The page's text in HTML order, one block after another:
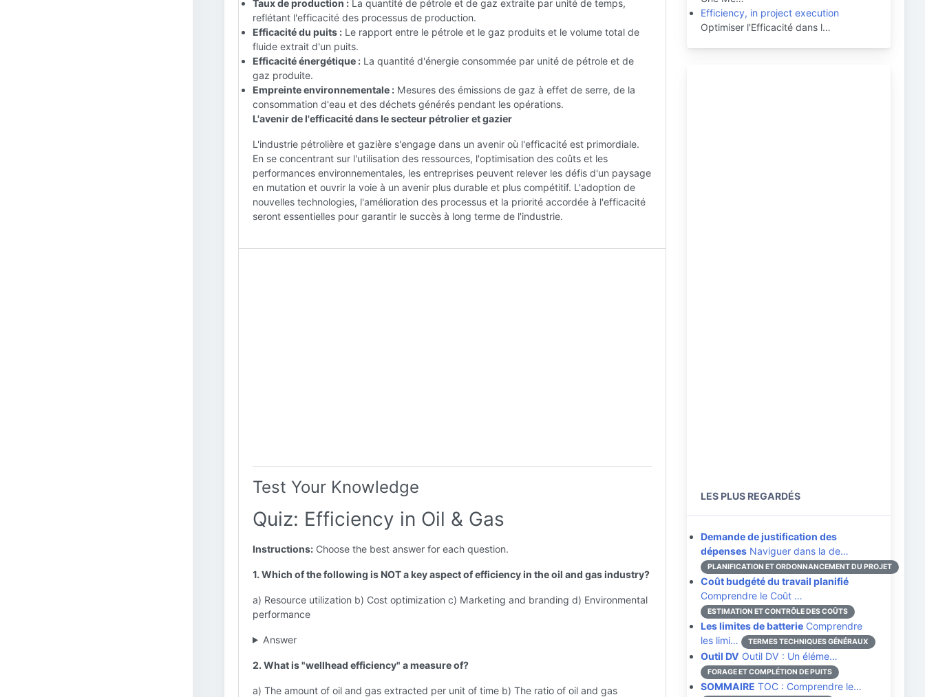
Taux de production : La quantité de pétrole et de gaz extraite par unité de temps,
reflétant l'efficacité des processus de production.
Efficacité du puits : Le rapport entre le pétrole et le gaz produits et le volume total de
fluide extrait d'un puits.
Efficacité énergétique : La quantité d'énergie consommée par unité de pétrole et de
gaz produite.
Empreinte environnementale : Mesures des émissions de gaz à effet de serre, de la
consommation d'eau et des déchets générés pendant les opérations.
L'avenir de l'efficacité dans le secteur pétrolier et gazier
L'industrie pétrolière et gazière s'engage dans un avenir où l'efficacité est primordiale.
En se concentrant sur l'utilisation des ressources, l'optimisation des coûts et les
performances environnementales, les entreprises peuvent relever les défis d'un paysage
en mutation et ouvrir la voie à un avenir plus durable et plus compétitif. L'adoption de
nouvelles technologies, l'amélioration des processus et la priorité accordée à l'efficacité
seront essentielles pour garantir le succès à long terme de l'industrie.
Test Your Knowledge
Quiz: Efficiency in Oil & Gas
Instructions: Choose the best answer for each question.
1. Which of the following is NOT a key aspect of efficiency in the oil and gas industry?
a) Resource utilization b) Cost optimization c) Marketing and branding d) Environmental
performance
Answer
2. What is "wellhead efficiency" a measure of?
a) The amount of oil and gas extracted per unit of time b) The ratio of oil and gas
Efficiency, in project execution
Optimiser l'Efficacité dans l…
LES PLUS REGARDÉS
Demande de justification des
dépenses Naviguer dans la de…
PLANIFICATION ET ORDONNANCEMENT DU PROJET
Coût budgété du travail planifié
Comprendre le Coût …
ESTIMATION ET CONTRÔLE DES COÛTS
Les limites de batterie Comprendre
les limi…
TERMES TECHNIQUES GÉNÉRAUX
Outil DV Outil DV : Un éléme…
FORAGE ET COMPLÉTION DE PUITS
SOMMAIRE TOC : Comprendre le…